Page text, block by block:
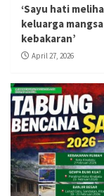
‘Sayu hati
keluarga mangsa
kebakaran’
April 27, 2026